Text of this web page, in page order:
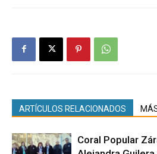
ARTÍCULOS RELACIONADOS
Coral Popular